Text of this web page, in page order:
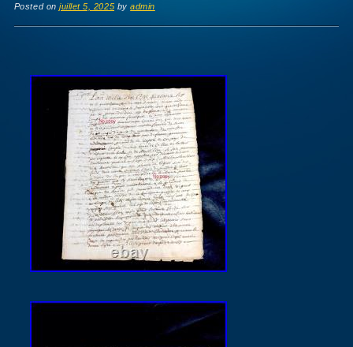
Posted onjuillet 5, 2025 byadmin